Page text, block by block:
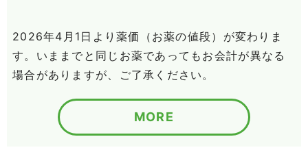
2026年4月1日より薬価（お薬の値段）が変わりま
す。いままでと同じお薬であってもお会計が異なる
場合がありますが、ご了承ください。
MORE